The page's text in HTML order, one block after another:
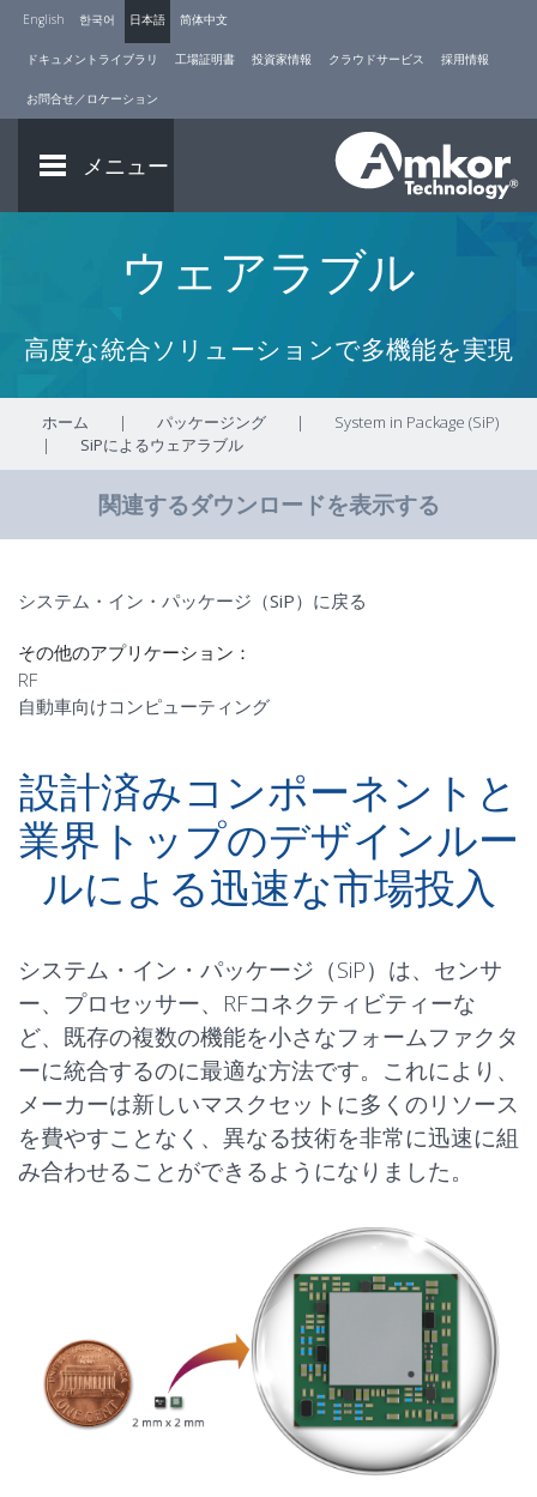
English 한국어 日本語 简体中文
ドキュメントライブラリ 工場証明書 投資家情報 クラウドサービス 採用情報
お問合せ／ロケーション
メニュー
ウェアラブル
高度な統合ソリューションで多機能を実現
ホーム | パッケージング |
System in Package (SiP)
|
SiPによるウェアラブル
関連するダウンロードを表示する
システム・イン・パッケージ（SiP）に戻る
その他のアプリケーション：
RF
自動車向けコンピューティング
設計済みコンポーネントと
業界トップのデザインルー
ルによる迅速な市場投入
システム・イン・パッケージ（SiP）は、センサ
ー、プロセッサー、RFコネクティビティーな
ど、既存の複数の機能を小さなフォームファクタ
ーに統合するのに最適な方法です。これにより、
メーカーは新しいマスクセットに多くのリソース
を費やすことなく、異なる技術を非常に迅速に組
み合わせることができるようになりました。